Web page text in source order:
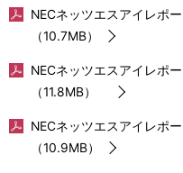
NECネッツエスアイレポ
（10.7MB）
NECネッツエスアイレポ
（11.8MB）
NECネッツエスアイレポ
（10.9MB）